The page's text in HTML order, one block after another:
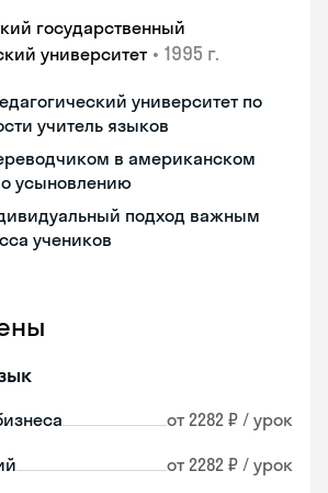
государственный
университет • 1995 г.
университет по
учитель языков
в американском
усыновлению
подход важным
учеников
от 2282 ₽ / урок
от 2282 ₽ / урок